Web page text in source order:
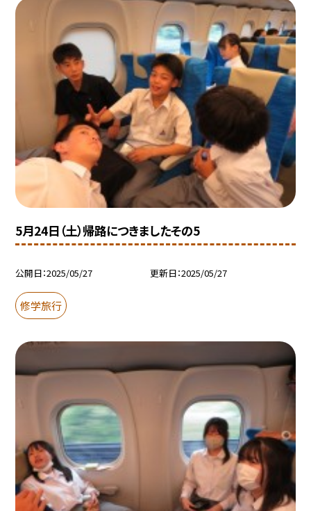
5月24日（土）帰路につきましたその5
公開日 2025/05/27 更新日 2025/05/27
修学旅行